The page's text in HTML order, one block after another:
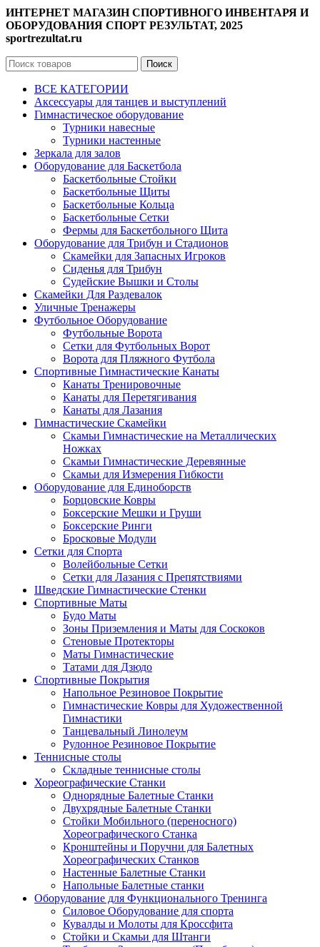
ИНТЕРНЕТ МАГАЗИН СПОРТИВНОГО ИНВЕНТАРЯ И
ОБОРУДОВАНИЯ СПОРТ РЕЗУЛЬТАТ, 2025
sportrezultat.ru
Поиск
ВСЕ КАТЕГОРИИ
Аксессуары для танцев и выступлений
Гимнастическое оборудование
Турники навесные
Турники настенные
Зеркала для залов
Оборудование для Баскетбола
Баскетбольные Стойки
Баскетбольные Щиты
Баскетбольные Кольца
Баскетбольные Сетки
Фермы для Баскетбольного Щита
Оборудование для Трибун и Стадионов
Скамейки для Запасных Игроков
Сиденья для Трибун
Судейские Вышки и Столы
Скамейки Для Раздевалок
Уличные Тренажеры
Футбольное Оборудование
Футбольные Ворота
Сетки для Футбольных Ворот
Ворота для Пляжного Футбола
Спортивные Гимнастические Канаты
Канаты Тренировочные
Канаты для Перетягивания
Канаты для Лазания
Гимнастические Скамейки
Скамьи Гимнастические на Металлических
Ножках
Скамьи Гимнастические Деревянные
Скамьи для Измерения Гибкости
Оборудование для Единоборств
Борцовские Ковры
Боксерские Мешки и Груши
Боксерские Ринги
Бросковые Модули
Сетки для Спорта
Волейбольные Сетки
Сетки для Лазания с Препятствиями
Шведские Гимнастические Стенки
Спортивные Маты
Будо Маты
Зоны Приземления и Маты для Соскоков
Стеновые Протекторы
Маты Гимнастические
Татами для Дзюдо
Спортивные Покрытия
Напольное Резиновое Покрытие
Гимнастические Ковры для Художественной
Гимнастики
Танцевальный Линолеум
Рулонное Резиновое Покрытие
Теннисные столы
Складные теннисные столы
Хореографические Станки
Однорядные Балетные Станки
Двухрядные Балетные Станки
Стойки Мобильного (переносного)
Хореографического Станка
Кронштейны и Поручни для Балетных
Хореографических Станков
Настенные Балетные Станки
Напольные Балетные станки
Оборудование для Функционального Тренинга
Силовое Оборудование для спорта
Кувалды и Молоты для Кроссфита
Стойки и Скамьи для Штанги